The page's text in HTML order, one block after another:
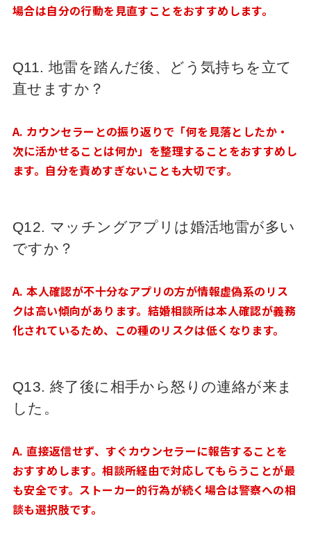
場合は自分の行動を見直すことをおすすめします。
Q11. 地雷を踏んだ後、どう気持ちを立て
直せますか？
A. カウンセラーとの振り返りで「何を見落としたか・
次に活かせることは何か」を整理することをおすすめし
ます。自分を責めすぎないことも大切です。
Q12. マッチングアプリは婚活地雷が多い
ですか？
A. 本人確認が不十分なアプリの方が情報虚偽系のリス
クは高い傾向があります。結婚相談所は本人確認が義務
化されているため、この種のリスクは低くなります。
Q13. 終了後に相手から怒りの連絡が来ま
した。
A. 直接返信せず、すぐカウンセラーに報告することを
おすすめします。相談所経由で対応してもらうことが最
も安全です。ストーカー的行為が続く場合は警察への相
談も選択肢です。